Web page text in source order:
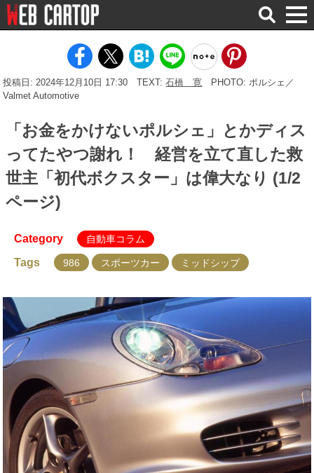
検
索
投稿日: 2024年12月10日 17:30 TEXT:石橋 寛
PHOTO: ポルシェ／
Valmet Automotive
「お金をかけないポルシェ」とかディス
ってたやつ謝れ！ 経営を立て直した救
世主「初代ボクスター」は偉大なり (1/2
ページ)
Category 自動車コラム
Tags 986 スポーツカー ミッドシップ